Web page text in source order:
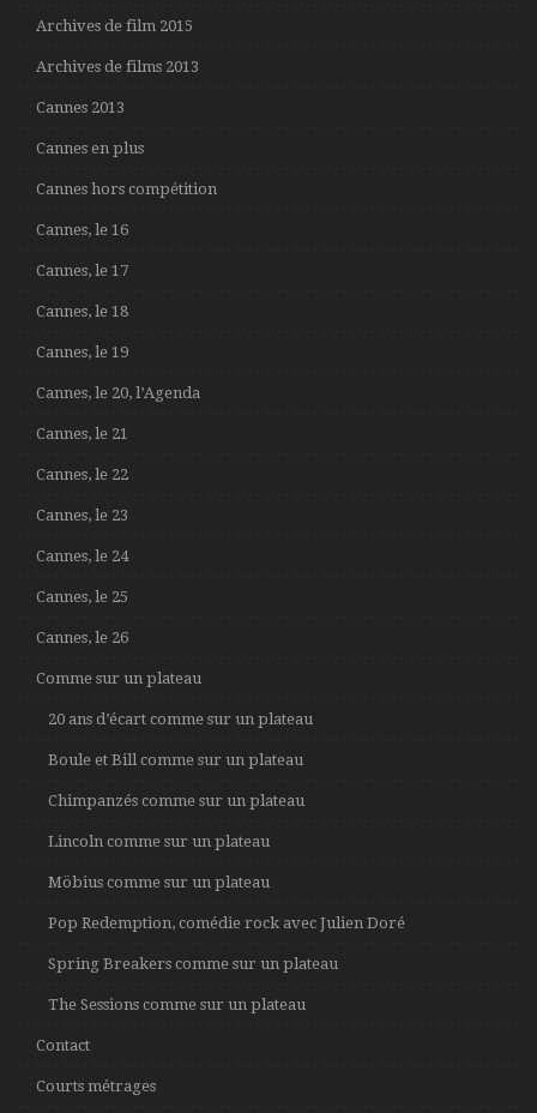
Archives de film 2015
Archives de films 2013
Cannes 2013
Cannes en plus
Cannes hors compétition
Cannes, le 16
Cannes, le 17
Cannes, le 18
Cannes, le 19
Cannes, le 20, l’Agenda
Cannes, le 21
Cannes, le 22
Cannes, le 23
Cannes, le 24
Cannes, le 25
Cannes, le 26
Comme sur un plateau
20 ans d’écart comme sur un plateau
Boule et Bill comme sur un plateau
Chimpanzés comme sur un plateau
Lincoln comme sur un plateau
Möbius comme sur un plateau
Pop Redemption, comédie rock avec Julien Doré
Spring Breakers comme sur un plateau
The Sessions comme sur un plateau
Contact
Courts métrages